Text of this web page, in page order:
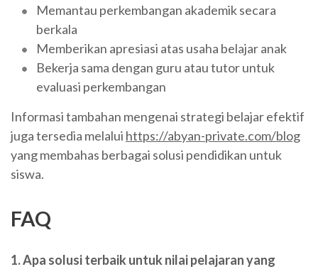
Memantau perkembangan akademik secara
berkala
Memberikan apresiasi atas usaha belajar anak
Bekerja sama dengan guru atau tutor untuk
evaluasi perkembangan
Informasi tambahan mengenai strategi belajar efektif
juga tersedia melalui https://abyan-private.com/blog
yang membahas berbagai solusi pendidikan untuk
siswa.
FAQ
1. Apa solusi terbaik untuk nilai pelajaran yang